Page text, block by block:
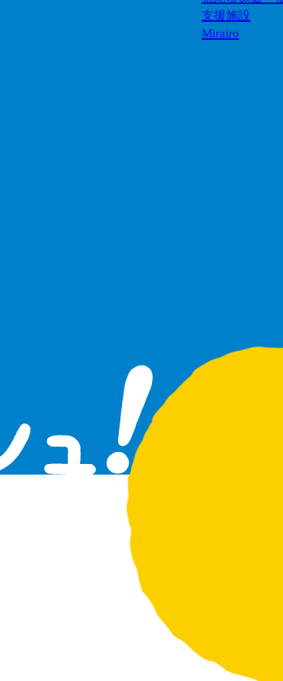
支援施設
Mirairo